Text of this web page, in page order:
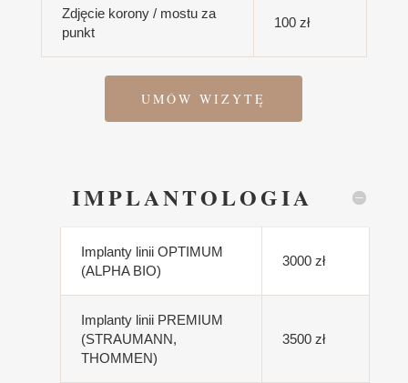
Zdjęcie korony / mostu za
punkt
100 zł
UMÓW WIZYTĘ
IMPLANTOLOGIA
Implanty linii OPTIMUM
(ALPHA BIO)
3000 zł
Implanty linii PREMIUM
(STRAUMANN,
THOMMEN)
3500 zł